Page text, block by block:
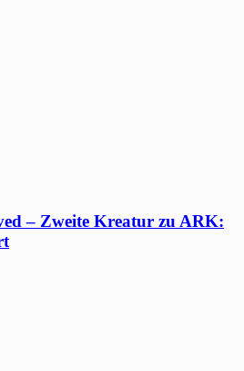
– Zweite Kreatur zu ARK: